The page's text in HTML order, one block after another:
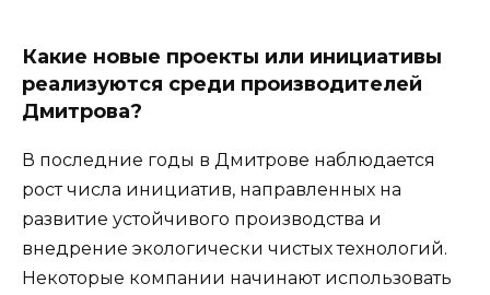
Какие новые проекты или инициативы
реализуются среди производителей
Дмитрова?
В последние годы в Дмитрове наблюдается
рост числа инициатив, направленных на
развитие устойчивого производства и
внедрение экологически чистых технологий.
Некоторые компании начинают использовать